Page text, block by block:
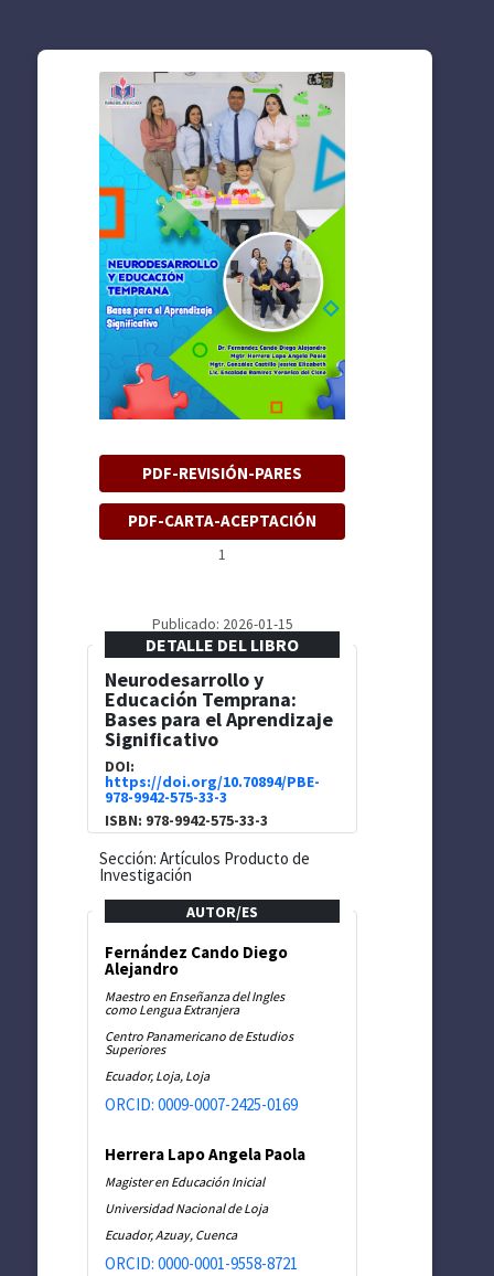
PDF-REVISIÓN-PARES
PDF-CARTA-ACEPTACIÓN
1
Publicado: 2026-01-15
DETALLE DEL LIBRO
Neurodesarrollo y
Educación Temprana:
Bases para el Aprendizaje
Significativo
DOI:
https://doi.org/10.70894/PBE-
978-9942-575-33-3
ISBN: 978-9942-575-33-3
Sección: Artículos Producto de
Investigación
AUTOR/ES
Fernández Cando Diego
Alejandro
Maestro en Enseñanza del Ingles
como Lengua Extranjera
Centro Panamericano de Estudios
Superiores
Ecuador, Loja, Loja
ORCID: 0009-0007-2425-0169
Herrera Lapo Angela Paola
Magister en Educación Inicial
Universidad Nacional de Loja
Ecuador, Azuay, Cuenca
ORCID: 0000-0001-9558-8721